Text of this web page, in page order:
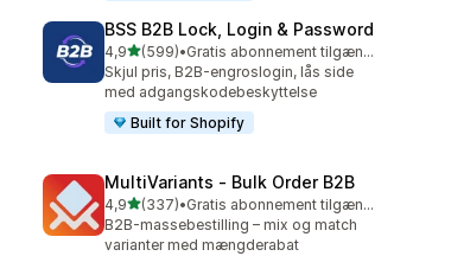
BSS B2B Lock, Login & Password
4,9ud af 5 stjerner
(599)
599 anmeldelser i alt
•
Gratis abonnement tilgængeligt
Skjul pris, B2B-engroslogin, lås side
med adgangskodebeskyttelse
Built for Shopify
MultiVariants ‑ Bulk Order B2B
4,9ud af 5 stjerner
(337)
337 anmeldelser i alt
•
Gratis abonnement tilgængeligt
B2B-massebestilling – mix og match
varianter med mængderabat